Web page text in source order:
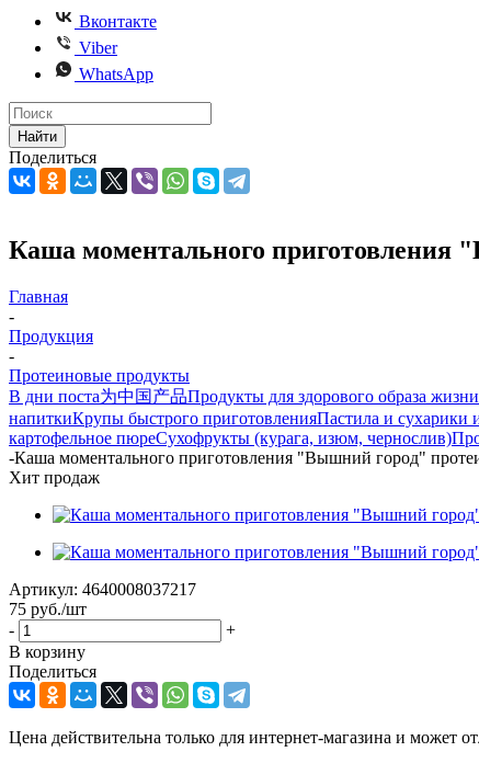
Вконтакте
Viber
WhatsApp
Найти
Поделиться
Каша моментального приготовления
Главная
-
Продукция
-
Протеиновые продукты
В дни поста为中国产品Продукты для здорового образа жизни
напиткиКрупы быстрого приготовленияПастила и сухарики
картофельное пюреСухофрукты (курага, изюм, чернослив)
-Каша моментального приготовления "Вышний город"
Хит продаж
Артикул: 4640008037217
75 руб./шт
-
+
В корзину
Поделиться
Цена действительна только для интернет-магазина и может